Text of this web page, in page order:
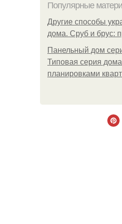
Популярные
Другие способы
дома. Сруб и брус:
Панельный дом
Типовая серия
планировками